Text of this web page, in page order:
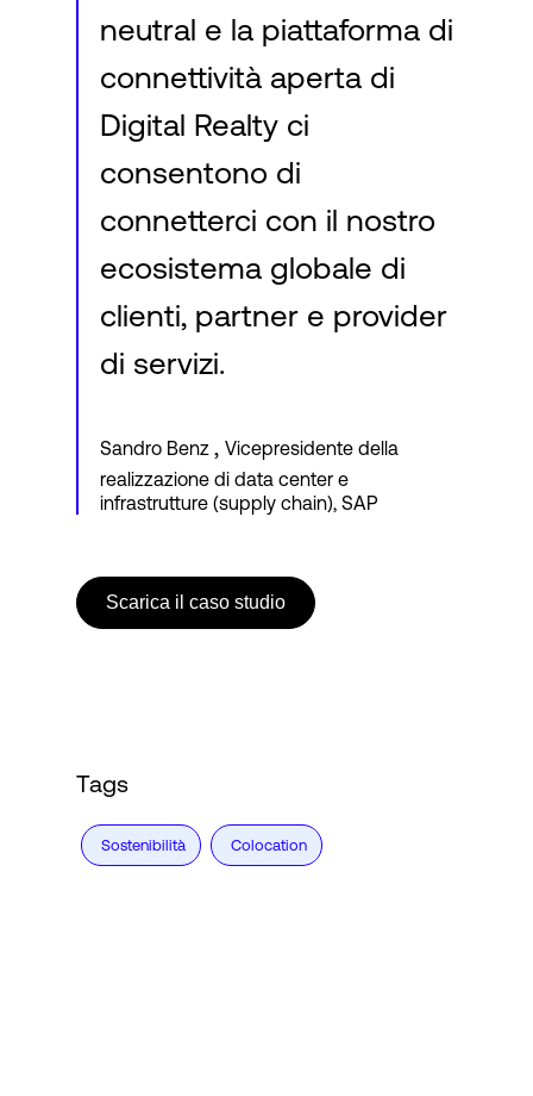
neutral e la piattaforma di
connettività aperta di
Digital Realty ci
consentono di
connetterci con il nostro
ecosistema globale di
clienti, partner e provider
di servizi.
Sandro Benz , Vicepresidente della
realizzazione di data center e
infrastrutture (supply chain), SAP
Scarica il caso studio
Tags
Sostenibilità Colocation